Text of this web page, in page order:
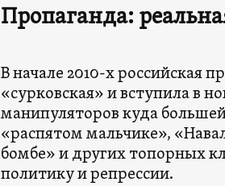
Пропаганда:
В начале 2010-х российская
«сурковская» и вступила в
манипуляторов куда
«распятом мальчике»,
бомбе» и других топорных
политику и репрессии.